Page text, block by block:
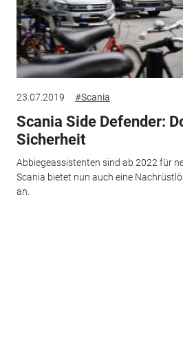
23.07.2019 #Scania
Scania Side Defender:
Sicherheit
Abbiegeassistenten sind ab 2022 für
Scania bietet nun auch eine
an.